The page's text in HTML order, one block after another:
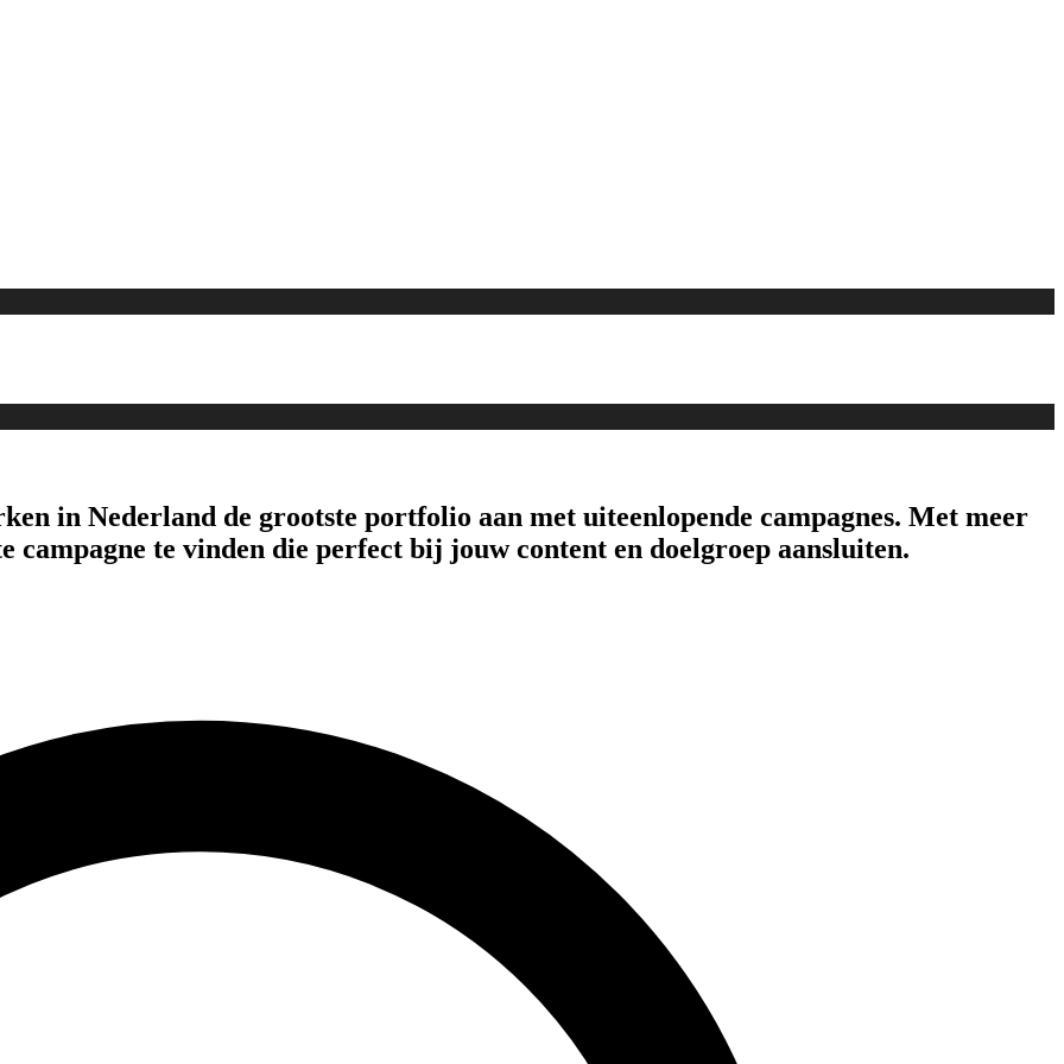
in Nederland de grootste portfolio aan met uiteenlopende campagnes. Met meer
campagne te vinden die perfect bij jouw content en doelgroep aansluiten.